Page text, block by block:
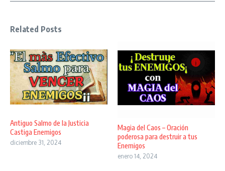
Related Posts
Antiguo Salmo de la Justicia
Castiga Enemigos
diciembre 31, 2024
Magia del Caos – Oración
poderosa para destruir a tus
Enemigos
enero 14, 2024